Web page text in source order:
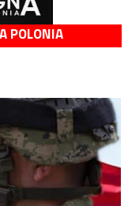
POLONIA